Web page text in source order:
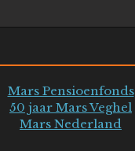
Mars Pensioenfonds
50 jaar Mars Veghel
Mars Nederland